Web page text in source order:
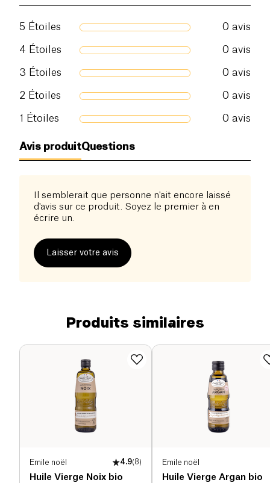
5 Étoiles 0 avis
4 Étoiles 0 avis
3 Étoiles 0 avis
2 Étoiles 0 avis
1 Étoiles 0 avis
Avis produitQuestions
Il semblerait que personne n'ait encore laissé
d'avis sur ce produit. Soyez le premier à en
écrire un.
Laisser votre avis
Produits similaires
Emile noël 4.9(8)
Huile Vierge Noix bio
Emile noël
Huile Vierge Argan bio